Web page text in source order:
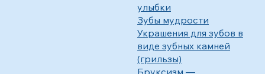
улыбки
Зубы мудрости
Украшения для зубов в
виде зубных камней
(грильзы)
Бруксизм —